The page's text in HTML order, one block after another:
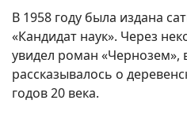
В 1958 году была издана
«Кандидат наук». Через
увидел роман «Чернозем»,
рассказывалось о
годов 20 века.